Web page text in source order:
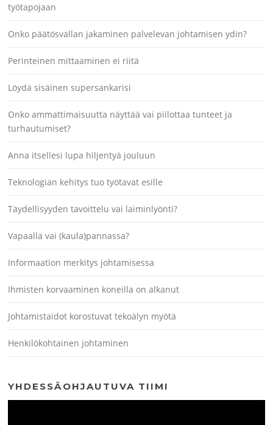
työtapojaan
Onko päätösvallan jakaminen palvelevan johtamisen ydin?
Perinteinen mittaaminen ei riitä
Löydä sisäinen supersankarisi
Onko ammattimaisuutta näyttää vai piilottaa tunteet ja
turhautumiset?
Anna itsellesi lupa hiljentyä jouluun
Teknologian kehitys tuo työtavat esille
Täydellisyyden tavoittelu vai laiminlyönti?
Vapaalla vai (kaula)pannassa?
Informaation merkitys johtamisessa
Ihmisten korvaaminen koneilla on alkanut
Johtamistaidot korostuvat tekoälyn myötä
Henkilökohtainen johtaminen
YHDESSÄOHJAUTUVA TIIMI